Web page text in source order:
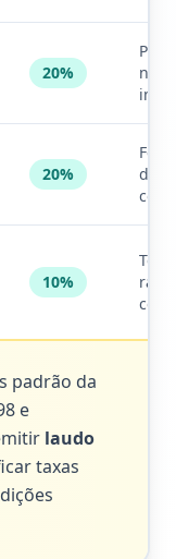
20%
PCs,
20%
de
10%
padrão da
e
laudo
taxas